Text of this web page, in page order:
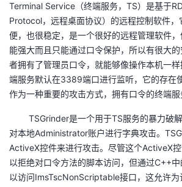
Terminal Service（终端服务，TS）是基于
Protocol，远程桌面协议）的远程控制软件，
便，也很稳定，是一个很好的远程管理软件
能强大而且只能通过口令保护，所以有很大
者拥有了管理员口令，就能够像操作本机一
端服务默认在3389端口进行监听，它的存在
作为一种重要的攻击方式，拥有口令的终端
TSGrinder是一个用于TS服务的暴力破
对本地Administrator账户进行字典攻击。
ActiveX控件来进行攻击。尽管这个ActiveX
以拒绝对口令方法的脚本访问，但通过C++
以访问ImsTscNonScriptable接口，这允许为